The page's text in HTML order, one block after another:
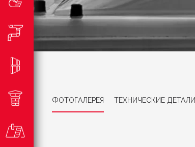
ФОТОГАЛЕРЕЯ ТЕХНИЧЕСКИЕ ДЕТАЛИ